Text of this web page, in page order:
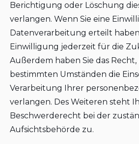
Berichtigung oder Löschung
verlangen. Wenn Sie eine
Datenverarbeitung erteilt
Einwilligung jederzeit für die
Außerdem haben Sie das
bestimmten Umständen die
Verarbeitung Ihrer
verlangen. Des Weiteren steht
Beschwerderecht bei der
Aufsichtsbehörde zu.